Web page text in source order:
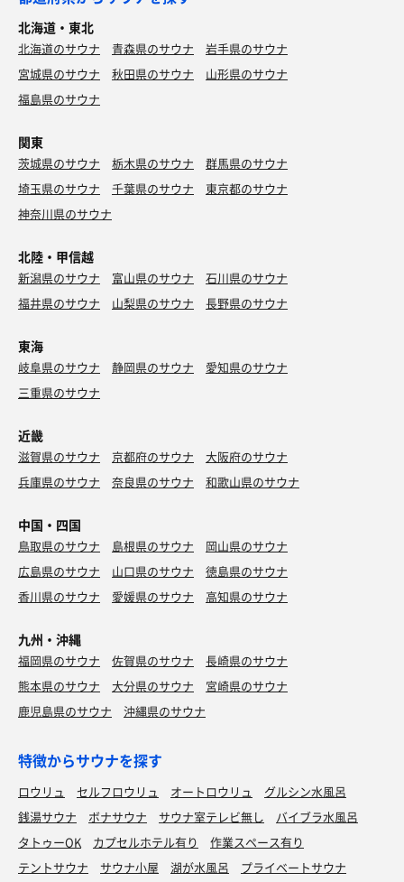
北海道・東北
北海道のサウナ 青森県のサウナ
岩手県のサウナ
宮城県のサウナ
秋田県のサウナ
山形県のサウナ
福島県のサウナ
関東
茨城県のサウナ 栃木県のサウナ
群馬県のサウナ
埼玉県のサウナ
千葉県のサウナ
東京都のサウナ
神奈川県のサウナ
北陸・甲信越
新潟県のサウナ 富山県のサウナ
石川県のサウナ
福井県のサウナ
山梨県のサウナ 長野県のサウナ
東海
岐阜県のサウナ 静岡県のサウナ
愛知県のサウナ
三重県のサウナ
近畿
滋賀県のサウナ 京都府のサウナ
大阪府のサウナ
兵庫県のサウナ
奈良県のサウナ 和歌山県のサウナ
中国・四国
鳥取県のサウナ 島根県のサウナ
岡山県のサウナ
広島県のサウナ
山口県のサウナ
徳島県のサウナ
香川県のサウナ
愛媛県のサウナ 高知県のサウナ
九州・沖縄
福岡県のサウナ 佐賀県のサウナ
長崎県のサウナ
熊本県のサウナ
大分県のサウナ
宮崎県のサウナ
鹿児島県のサウナ
沖縄県のサウナ
特徴からサウナを探す
ロウリュ セルフロウリュ オートロウリュ
グルシン水風呂
銭湯サウナ
ボナサウナ サウナ室テレビ無し
バイブラ水風呂
タトゥーOK
カプセルホテル有り
作業スペース有り
テントサウナ
サウナ小屋 湖が水風呂 プライベートサウナ